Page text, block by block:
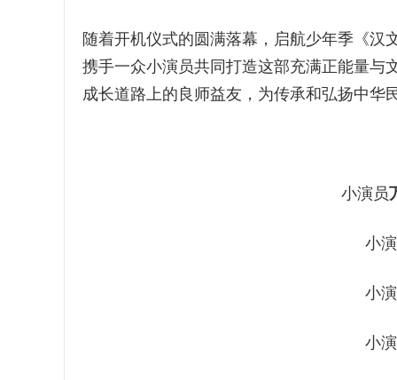
随着开机仪式的圆满落幕，启航少年季《汉
携手一众小演员共同打造这部充满正能量与
成长道路上的良师益友，为传承和弘扬中华
小演员
小
小
小